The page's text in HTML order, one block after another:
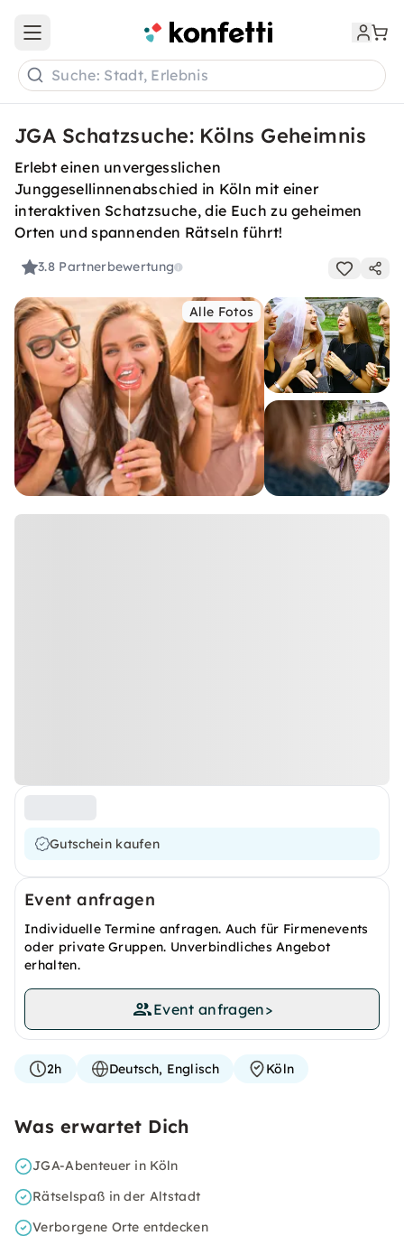
Open main menu
Suche: Stadt, Erlebnis
JGA Schatzsuche: Kölns Geheimnis
Erlebt einen unvergesslichen
Junggesellinnenabschied in Köln mit einer
interaktiven Schatzsuche, die Euch zu geheimen
Orten und spannenden Rätseln führt!
3.8 Partnerbewertung
Alle Fotos
Gutschein kaufen
Event anfragen
Individuelle Termine anfragen. Auch für Firmenevents
oder private Gruppen. Unverbindliches Angebot
erhalten.
Event anfragen>
2h Deutsch, Englisch Köln
Was erwartet Dich
JGA-Abenteuer in Köln
Rätselspaß in der Altstadt
Verborgene Orte entdecken